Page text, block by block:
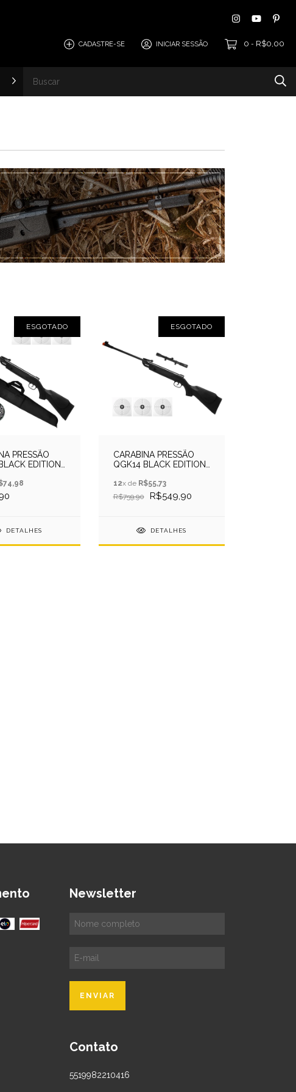
CADASTRE-SE INICIAR SESSÃO 0 - R$0,00
Térmicos
ESGOTADO
PRESSÃO
EDITION
DETALHES
ESGOTADO
CARABINA PRESSÃO
QGK14 BLACK EDITION
12x de R$55,73
R$759,90
R$549,90
DETALHES
Newsletter
Contato
5519982210416